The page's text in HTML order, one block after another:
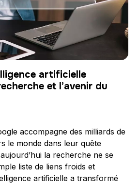
artificielle
et l’avenir du
accompagne des milliards de
le monde dans leur quête
la recherche ne se
liste de liens froids et
artificielle a transformé